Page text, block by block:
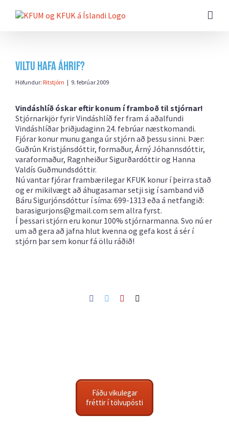
beint
Viltu hafa áhrif?
Höfundur: Ritstjórn | 9. febrúar 2009
Vindáshlíð óskar eftir konum í framboð til stjórnar!
Stjórnarkjör fyrir Vindáshlíð fer fram á aðalfundi
Vindáshlíðar þriðjudaginn 24. febrúar næstkomandi.
Fjórar konur munu ganga úr stjórn að þessu sinni. Þær:
Guðrún Kristjánsdóttir, formaður, Árný Jóhannsdóttir,
varaformaður, Ragnheiður Sigurðardóttir og Hanna
Valdís Guðmundsdóttir.
Nú vantar fjórar frambærilegar KFUK konur í þeirra stað
og er mikilvægt að áhugasamar setji sig í samband við
Báru Sigurjónsdóttur í síma: 699-1313 eða á netfangið:
barasigurjons@gmail.com sem allra fyrst.
Í þessari stjórn eru konur 100% stjórnarmanna. Svo nú er
um að gera að jafna hlut kvenna og gefa kost á sér í
stjórn þar sem konur fá öllu ráðið!
Facebook
TwitterPinterest
Fáðu vikulegar
fréttir í tölvupósti